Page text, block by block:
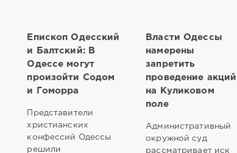
Епископ Одесский
и Балтский: В
Одессе могут
произойти Содом
и Гоморра
Представители
христианских
конфессий Одессы
решили
Власти Одессы
намерены
запретить
проведение акций
на Куликовом
поле
Административный
окружной суд
рассматривает иск